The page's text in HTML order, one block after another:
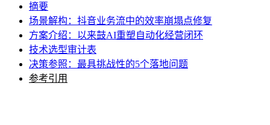
摘要
场景解构：抖音业务流中的效率崩塌点修复
方案介绍：以来鼓AI重塑自动化经营闭环
技术选型审计表
决策参照：最具挑战性的5个落地问题
参考引用